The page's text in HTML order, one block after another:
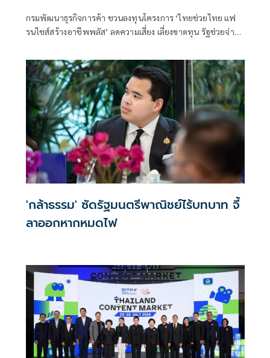
กรมพัฒนาธุรกิจการค้า ชวนลงทุนโครงการ ‘ไทยช่วยไทย แฟ
รนไชส์สร้างอาชีพพลัส’ ลดความเสี่ยง เลี่ยงขาดทุน รัฐช่วยจ่าย
'กล้าธรรม' ซัดรัฐมนตรีพาณิชย์ไร้บทบาท จี้
ลาออกหากหมดไฟ